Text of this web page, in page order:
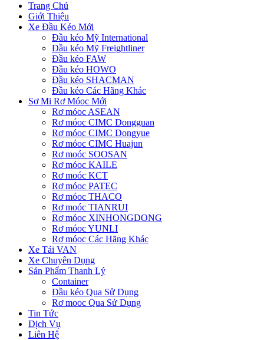
Trang Chủ
Giới Thiệu
Xe Đầu Kéo Mới
Đầu kéo Mỹ International
Đầu kéo Mỹ Freightliner
Đầu kéo FAW
Đầu kéo HOWO
Đầu kéo SHACMAN
Đầu kéo Các Hãng Khác
Sơ Mi Rơ Móoc Mới
Rơ móoc ASEAN
Rơ móoc CIMC Dongguan
Rơ móoc CIMC Dongyue
Rơ móoc CIMC Huajun
Rơ moóc SOOSAN
Rơ móoc KAILE
Rơ moóc KCT
Rơ móoc PATEC
Rơ móoc THACO
Rơ moóc TIANRUI
Rơ móoc XINHONGDONG
Rơ móoc YUNLI
Rơ móoc Các Hãng Khác
Xe Tải VAN
Xe Chuyên Dụng
Sản Phẩm Thanh Lý
Container
Đầu kéo Qua Sử Dụng
Rơ mooc Qua Sử Dụng
Tin Tức
Dịch Vụ
Liên Hệ